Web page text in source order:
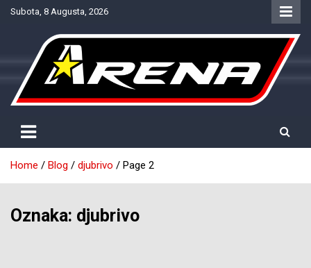
SkipSubota, 8 Augusta, 2026
NTV Arena
Home Blog djubrivo Page 2
Oznaka: djubrivo